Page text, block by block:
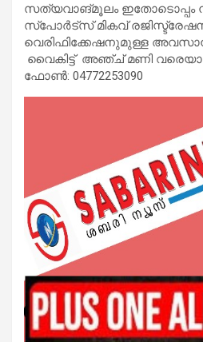
സത്യവാങ്‌മൂലം ഇതോടൊപ്പം
സ്പോർട്‌സ് മികവ്
വെരിഫിക്കേഷനുമുള്ള
വൈകിട്ട് അഞ്ച് മണി
ഫോൺ: 04772253090